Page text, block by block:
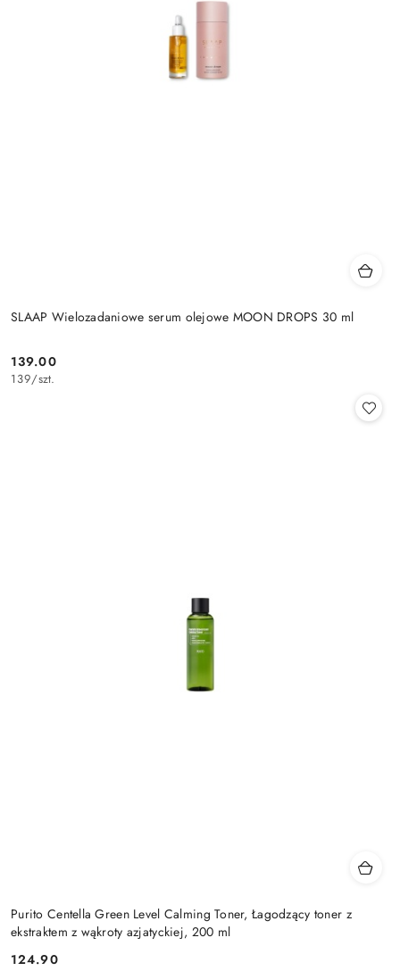
SLAAP Wielozadaniowe serum olejowe MOON DROPS 30 ml
Cena:
139.00
139/szt.
Purito Centella Green Level Calming Toner, Łagodzący toner z
ekstraktem z wąkroty azjatyckiej, 200 ml
124.90